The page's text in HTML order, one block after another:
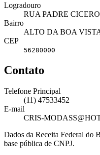
Logradouro
RUA PADRE
Bairro
ALTO DA BOA
CEP
56280000
Contato
Telefone Principal
(11) 47533452
E-mail
CRIS-
Dados da Receita Federal do
base pública de CNPJ.